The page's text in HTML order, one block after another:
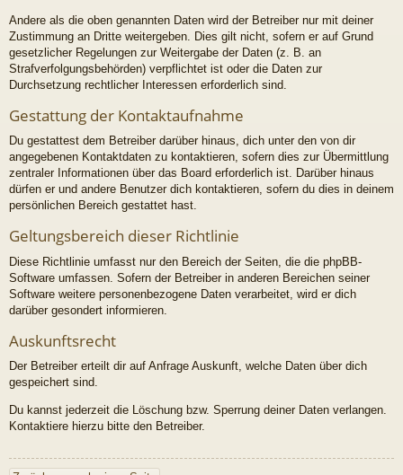
Andere als die oben genannten Daten wird der Betreiber nur mit deiner
Zustimmung an Dritte weitergeben. Dies gilt nicht, sofern er auf Grund
gesetzlicher Regelungen zur Weitergabe der Daten (z. B. an
Strafverfolgungsbehörden) verpflichtet ist oder die Daten zur
Durchsetzung rechtlicher Interessen erforderlich sind.
Gestattung der Kontaktaufnahme
Du gestattest dem Betreiber darüber hinaus, dich unter den von dir
angegebenen Kontaktdaten zu kontaktieren, sofern dies zur Übermittlung
zentraler Informationen über das Board erforderlich ist. Darüber hinaus
dürfen er und andere Benutzer dich kontaktieren, sofern du dies in deinem
persönlichen Bereich gestattet hast.
Geltungsbereich dieser Richtlinie
Diese Richtlinie umfasst nur den Bereich der Seiten, die die phpBB-
Software umfassen. Sofern der Betreiber in anderen Bereichen seiner
Software weitere personenbezogene Daten verarbeitet, wird er dich
darüber gesondert informieren.
Auskunftsrecht
Der Betreiber erteilt dir auf Anfrage Auskunft, welche Daten über dich
gespeichert sind.
Du kannst jederzeit die Löschung bzw. Sperrung deiner Daten verlangen.
Kontaktiere hierzu bitte den Betreiber.